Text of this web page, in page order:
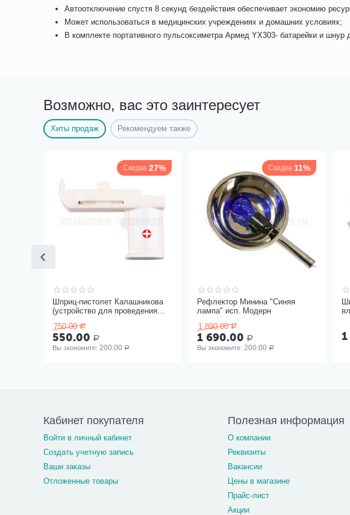
Автоотключение спустя 8 секунд бездействия обеспечивает экономию
Может использоваться в медицинских учреждениях и домашних условиях;
В комплекте портативного пульсоксиметра Армед YX303- батарейки и
Возможно, вас это заинтересует
Хиты продаж Рекомендуем также
Скидка 27%
Шприц-пистолет Калашникова
(устройство для проведения
одноразовыми)
750.00 Р
550.00 Р
Вы экономите: 200.00 Р
Скидка 11%
Рефлектор Минина "Синяя
лампа" исп. Модерн
1 890.00 Р
1 690.00 Р
Вы экономите: 200.00 Р
Кабинет покупателя
Войти в личный кабинет
Создать учетную запись
Ваши заказы
Отложенные товары
Полезная информация
О компании
Реквизиты
Вакансии
Цены в магазине
Прайс-лист
Акции